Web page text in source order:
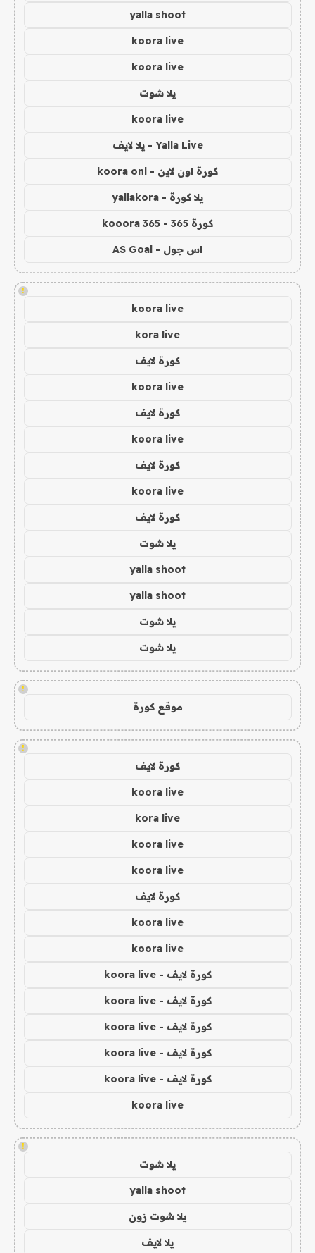
yalla shoot
koora live
koora live
يلا شوت
koora live
Yalla Live - يلا لايف
كورة اون لاين - koora onl
يلا كورة - yallakora
كورة 365 - kooora 365
اس جول - AS Goal
!
koora live
kora live
كورة لايف
koora live
كورة لايف
koora live
كورة لايف
koora live
كورة لايف
يلا شوت
yalla shoot
yalla shoot
يلا شوت
يلا شوت
!
موقع كورة
!
كورة لايف
koora live
kora live
koora live
koora live
كورة لايف
koora live
koora live
كورة لايف - koora live
كورة لايف - koora live
كورة لايف - koora live
كورة لايف - koora live
كورة لايف - koora live
koora live
!
يلا شوت
yalla shoot
يلا شوت زون
يلا لايف